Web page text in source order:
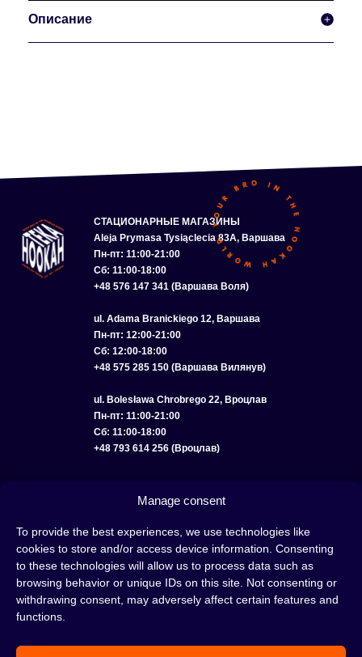
Manage consent
To provide the best experiences, we use technologies like
cookies to store and/or access device information. Consenting
to these technologies will allow us to process data such as
browsing behavior or unique IDs on this site. Not consenting or
withdrawing consent, may adversely affect certain features and
functions.
Описание
СТАЦИОНАРНЫЕ МАГАЗИНЫ
Aleja Prymasa Tysiąclecia 83A, Варшава
Пн-пт: 11:00-21:00
Сб: 11:00-18:00
+48 576 147 341 (Варшава Воля)
ul. Adama Branickiego 12, Варшава
Пн-пт: 12:00-21:00
Сб: 12:00-18:00
+48 575 285 150 (Варшава Вилянув)
ul. Bolesława Chrobrego 22, Вроцлав
Пн-пт: 11:00-21:00
Сб: 11:00-18:00
+48 793 614 256 (Вроцлав)
УСЛОВИЯ ИСПОЛЬЗОВАНИЯ ПОЛИТИКА COOKIE
Кальян — это отличная идея для вечера, проведенного с друзьями или в